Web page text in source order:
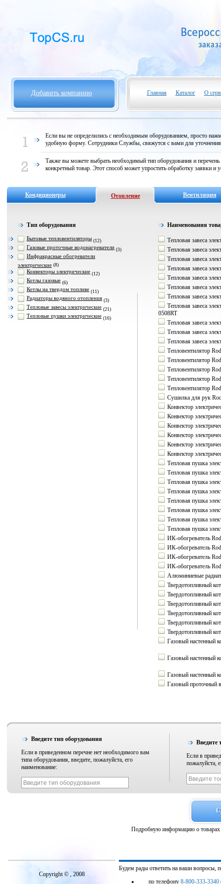
Добавить компанию Главная Каталог О
Если вы не определились с необходимым оборудованием, просто
удобную форму. Сотрудники Службы, свяжутся с вами для
Также вы можете выбрать необходимый тип оборудования и
конкретный товар. Этот способ может упростить обработку заявки и
Кондиционеры Отопление Вентиляция
Тип оборудования
Бытовые тепловентиляторы (12)
Газовые проточные водонагреватели (3)
Инфракрасные обогреватели
электрические (8)
Конвекторы электрические (12)
Котлы газовые (6)
Котлы на твердом топливе (11)
Радиаторы водяного отопления (3)
Тепловые завесы электрические (21)
Тепловые пушки электрические (16)
Наименования
Тепловая завеса
Тепловая завеса
Тепловая завеса
Тепловая завеса
Тепловая завеса
Тепловая завеса
Тепловая завеса
Тепловая завеса
0508RT
Тепловая завеса
Тепловая завеса
Тепловая завеса
Тепловентилятор
Тепловентилятор
Тепловентилятор
Тепловентилятор
Тепловентилятор
Сушилка для рук
Конвектор
Конвектор
Конвектор
Конвектор
Конвектор
Конвектор
Тепловая пушка
Тепловая пушка
Тепловая пушка
Тепловая пушка
Тепловая пушка
Тепловая пушка
Тепловая пушка
Тепловая пушка
ИК-обогреватель
ИК-обогреватель
ИК-обогреватель
ИК-обогреватель
Алюминиевые
Твердотопливный
Твердотопливный
Твердотопливный
Твердотопливный
Твердотопливный
Твердотопливный
Газовый настенный
Газовый настенный
Газовый настенный
Газовый проточный
Введите тип оборудования
Если в приведенном перечне нет необходимого вам
типа оборудования, введите, пожалуйста, его
наименование:
Введите
Если в
пожалуйста,
Подробную информацию о товарах
Copyright © , 2008
Будем рады ответить на ваши вопросы,
по телефону 8-800-333-3340